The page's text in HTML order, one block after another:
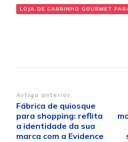
LOJA DE CARRINHO GOURMET
Navegação
de
post
Artigo anterior
Fábrica de quiosque
para shopping: reflita
a identidade da sua
marca com a Evidence